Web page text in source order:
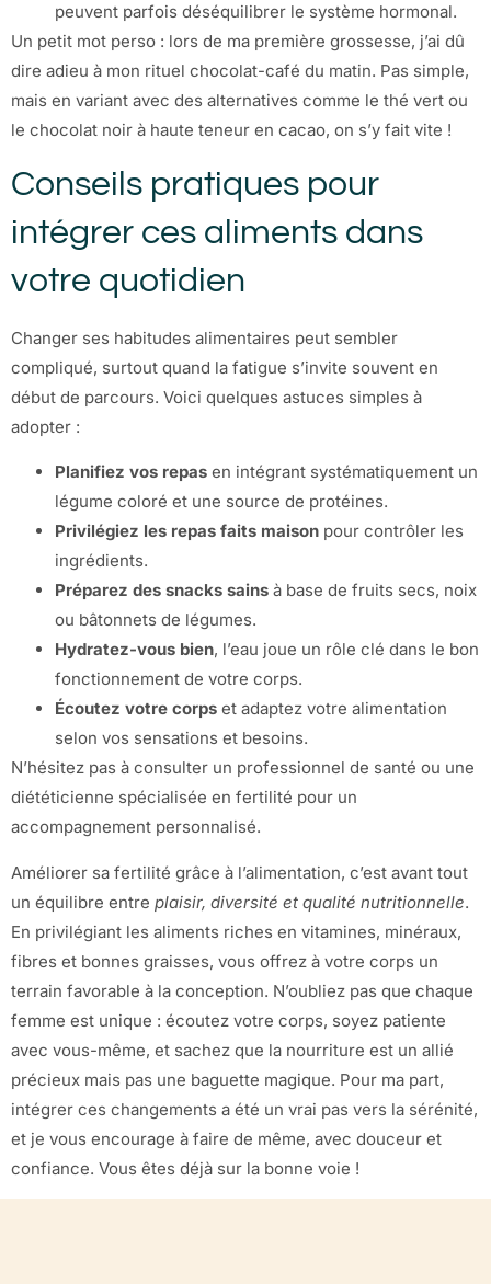
peuvent parfois déséquilibrer le système hormonal.
Un petit mot perso : lors de ma première grossesse, j’ai dû
dire adieu à mon rituel chocolat-café du matin. Pas simple,
mais en variant avec des alternatives comme le thé vert ou
le chocolat noir à haute teneur en cacao, on s’y fait vite !
Conseils pratiques pour
intégrer ces aliments dans
votre quotidien
Changer ses habitudes alimentaires peut sembler
compliqué, surtout quand la fatigue s’invite souvent en
début de parcours. Voici quelques astuces simples à
adopter :
Planifiez vos repas en intégrant systématiquement un
légume coloré et une source de protéines.
Privilégiez les repas faits maison pour contrôler les
ingrédients.
Préparez des snacks sains à base de fruits secs, noix
ou bâtonnets de légumes.
Hydratez-vous bien, l’eau joue un rôle clé dans le bon
fonctionnement de votre corps.
Écoutez votre corps et adaptez votre alimentation
selon vos sensations et besoins.
N’hésitez pas à consulter un professionnel de santé ou une
diététicienne spécialisée en fertilité pour un
accompagnement personnalisé.
Améliorer sa fertilité grâce à l’alimentation, c’est avant tout
un équilibre entre plaisir, diversité et qualité nutritionnelle.
En privilégiant les aliments riches en vitamines, minéraux,
fibres et bonnes graisses, vous offrez à votre corps un
terrain favorable à la conception. N’oubliez pas que chaque
femme est unique : écoutez votre corps, soyez patiente
avec vous-même, et sachez que la nourriture est un allié
précieux mais pas une baguette magique. Pour ma part,
intégrer ces changements a été un vrai pas vers la sérénité,
et je vous encourage à faire de même, avec douceur et
confiance. Vous êtes déjà sur la bonne voie !